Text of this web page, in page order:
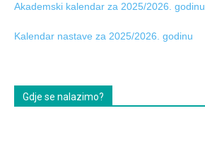
Akademski kalendar za 2025/2026. godinu
Kalendar nastave za 2025/2026. godinu
Gdje se nalazimo?